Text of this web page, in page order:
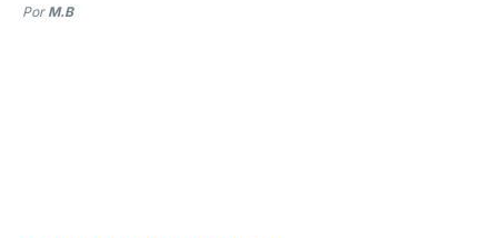
Por M.B